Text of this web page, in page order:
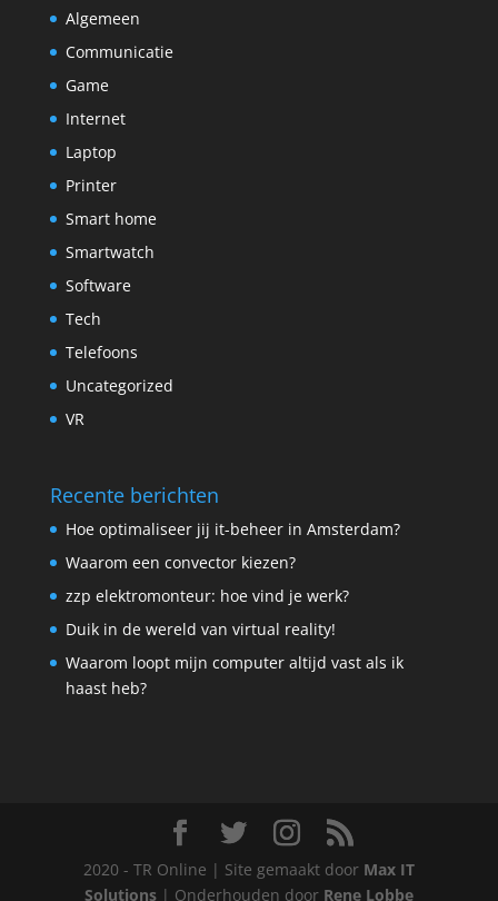
Algemeen
Communicatie
Game
Internet
Laptop
Printer
Smart home
Smartwatch
Software
Tech
Telefoons
Uncategorized
VR
Recente berichten
Hoe optimaliseer jij it-beheer in Amsterdam?
Waarom een convector kiezen?
zzp elektromonteur: hoe vind je werk?
Duik in de wereld van virtual reality!
Waarom loopt mijn computer altijd vast als ik
haast heb?
2020 - TR Online | Site gemaakt door Max IT
Solutions| Onderhouden door Rene Lobbe